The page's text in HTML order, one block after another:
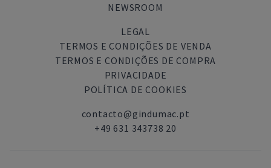
NEWSROOM
LEGAL
TERMOS E CONDIÇÕES DE VENDA
TERMOS E CONDIÇÕES DE COMPRA
PRIVACIDADE
POLÍTICA DE COOKIES
contacto@gindumac.pt
+49 631 343738 20